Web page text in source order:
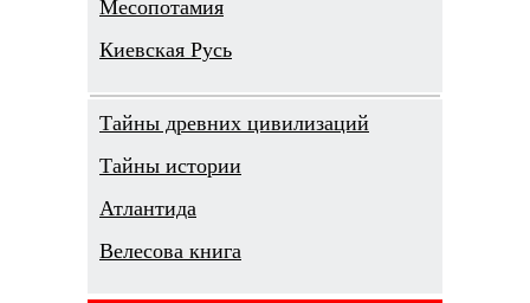
Месопотамия
Киевская Русь
Тайны древних цивилизаций
Тайны истории
Атлантида
Велесова книга